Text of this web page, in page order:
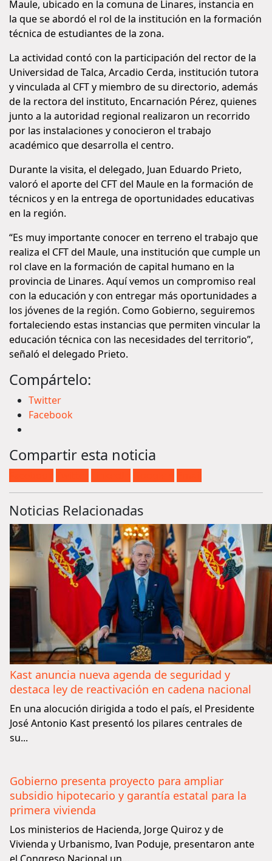
Maule, ubicado en la comuna de Linares, instancia en
la que se abordó el rol de la institución en la formación
técnica de estudiantes de la zona.
La actividad contó con la participación del rector de la
Universidad de Talca, Arcadio Cerda, institución tutora
y vinculada al CFT y miembro de su directorio, además
de la rectora del instituto, Encarnación Pérez, quienes
junto a la autoridad regional realizaron un recorrido
por las instalaciones y conocieron el trabajo
académico que desarrolla el centro.
Durante la visita, el delegado, Juan Eduardo Prieto,
valoró el aporte del CFT del Maule en la formación de
técnicos y en la entrega de oportunidades educativas
en la región.
“Es muy importante conocer en terreno el trabajo que
realiza el CFT del Maule, una institución que cumple un
rol clave en la formación de capital humano en la
provincia de Linares. Aquí vemos un compromiso real
con la educación y con entregar más oportunidades a
los jóvenes de la región. Como Gobierno, seguiremos
fortaleciendo estas instancias que permiten vincular la
educación técnica con las necesidades del territorio”,
señaló el delegado Prieto.
Compártelo:
Twitter
Facebook
Compartir esta noticia
Noticias Relacionadas
Kast anuncia nueva agenda de seguridad y
destaca ley de reactivación en cadena nacional
En una alocución dirigida a todo el país, el Presidente
José Antonio Kast presentó los pilares centrales de
su...
Gobierno presenta proyecto para ampliar
subsidio hipotecario y garantía estatal para la
primera vivienda
Los ministerios de Hacienda, Jorge Quiroz y de
Vivienda y Urbanismo, Ivan Poduje, presentaron ante